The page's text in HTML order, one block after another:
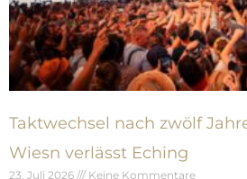
Taktwechsel nach zwölf
Wiesn verlässt Eching
23. Juli 2026 Keine Kommentare